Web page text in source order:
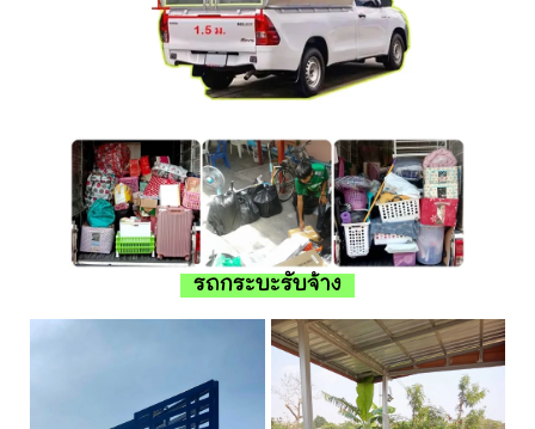
รถกระบะรับจ้าง